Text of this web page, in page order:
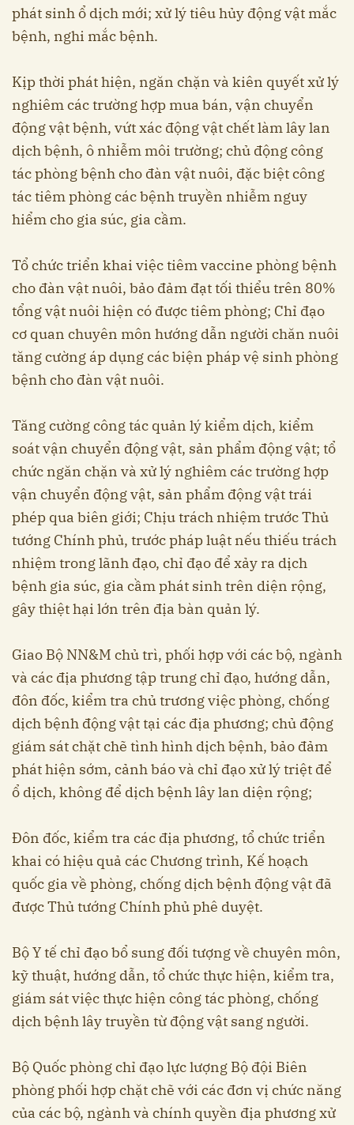
phát sinh ổ dịch mới; xử lý tiêu hủy động vật mắc
bệnh, nghi mắc bệnh.
Kịp thời phát hiện, ngăn chặn và kiên quyết xử lý
nghiêm các trường hợp mua bán, vận chuyển
động vật bệnh, vứt xác động vật chết làm lây lan
dịch bệnh, ô nhiễm môi trường; chủ động công
tác phòng bệnh cho đàn vật nuôi, đặc biệt công
tác tiêm phòng các bệnh truyền nhiễm nguy
hiểm cho gia súc, gia cầm.
Tổ chức triển khai việc tiêm vaccine phòng bệnh
cho đàn vật nuôi, bảo đảm đạt tối thiểu trên 80%
tổng vật nuôi hiện có được tiêm phòng; Chỉ đạo
cơ quan chuyên môn hướng dẫn người chăn nuôi
tăng cường áp dụng các biện pháp vệ sinh phòng
bệnh cho đàn vật nuôi.
Tăng cường công tác quản lý kiểm dịch, kiểm
soát vận chuyển động vật, sản phẩm động vật; tổ
chức ngăn chặn và xử lý nghiêm các trường hợp
vận chuyển động vật, sản phẩm động vật trái
phép qua biên giới; Chịu trách nhiệm trước Thủ
tướng Chính phủ, trước pháp luật nếu thiếu trách
nhiệm trong lãnh đạo, chỉ đạo để xảy ra dịch
bệnh gia súc, gia cầm phát sinh trên diện rộng,
gây thiệt hại lớn trên địa bàn quản lý.
Giao Bộ NN&M chủ trì, phối hợp với các bộ, ngành
và các địa phương tập trung chỉ đạo, hướng dẫn,
đôn đốc, kiểm tra chủ trương việc phòng, chống
dịch bệnh động vật tại các địa phương; chủ động
giám sát chặt chẽ tình hình dịch bệnh, bảo đảm
phát hiện sớm, cảnh báo và chỉ đạo xử lý triệt để
ổ dịch, không để dịch bệnh lây lan diện rộng;
Đôn đốc, kiểm tra các địa phương, tổ chức triển
khai có hiệu quả các Chương trình, Kế hoạch
quốc gia về phòng, chống dịch bệnh động vật đã
được Thủ tướng Chính phủ phê duyệt.
Bộ Y tế chỉ đạo bổ sung đối tượng về chuyên môn,
kỹ thuật, hướng dẫn, tổ chức thực hiện, kiểm tra,
giám sát việc thực hiện công tác phòng, chống
dịch bệnh lây truyền từ động vật sang người.
Bộ Quốc phòng chỉ đạo lực lượng Bộ đội Biên
phòng phối hợp chặt chẽ với các đơn vị chức năng
của các bộ, ngành và chính quyền địa phương xử